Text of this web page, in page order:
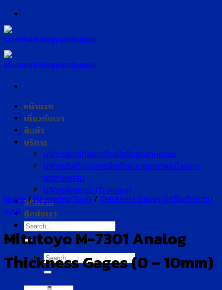
Skip
to
content
หน้าแรก
เกี่ยวกับเรา
สินค้า
บริการ
บริการสอบเทียบเครื่องมือวัดอุตสาหกรรม
บริการรับดำเนินการจัดทำระบบคุณภาพในโรงงาน
อุตสาหกรรม
บริการฝึกอบรม (Training)
บทความ
ติดต่อเรา
Search
for:
Search
for:
Home/Measuring Tools / Thickness Gauge (เครื่องวัดความ
หนา)
Mitutoyo M-7301 Analog
Thickness Gages (0 – 10mm)